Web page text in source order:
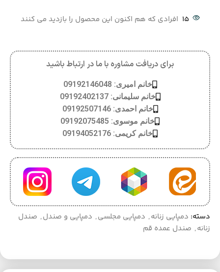
15 افرادی که هم اکنون این محصول را بازدید می کنند
برای دریافت مشاوره با ما در ارتباط باشید
خانم امیری: 09192146048
خانم سلیمانی: 09192402137
خانم احمدی: 09192507146
خانم موسوی: 09192075485
خانم کریمی: 09194052176
دسته: دمپایی زنانه, دمپایی مجلسی, دمپایی و صندل, صندل
زنانه, صندل عمده قم